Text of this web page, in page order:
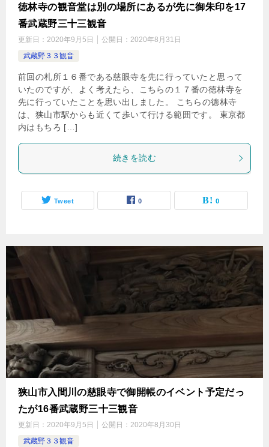
徳林寺の観音堂は別の場所にあるが先に御朱印を17
番武蔵野三十三観音
更新日： 2020年9月5日 公開日： 2020年8月31日
武蔵野３３観音
前回の札所１６番である慈眼寺を先に行っていたと思って
いたのですが、よく考えたら、こちらの１７番の徳林寺を
先に行っていたことを思い出しました。 こちらの徳林寺
は、狭山市駅からも近くて歩いて行ける範囲です。 東京都
内はもちろ […]
続きを読む
Tweet 0 0
狭山市入間川の慈眼寺で御開帳のイベント予定だっ
たが16番武蔵野三十三観音
更新日： 2020年9月5日 公開日： 2020年8月30日
武蔵野３３観音